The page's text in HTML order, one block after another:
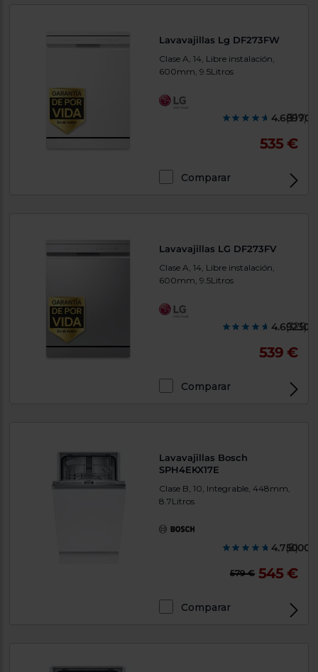
Lavavajillas Lg DF273FW
Clase A, 14, Libre instalación,
600mm, 9.5Litros
(319)
535 €
Comparar
Lavavajillas LG DF273FV
Clase A, 14, Libre instalación,
600mm, 9.5Litros
(325)
539 €
Comparar
Lavavajillas Bosch
SPH4EKX17E
Clase B, 10, Integrable, 448mm,
8.7Litros
(8)
579 € 545 €
Comparar